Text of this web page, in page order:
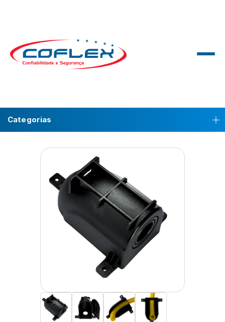
Categorias